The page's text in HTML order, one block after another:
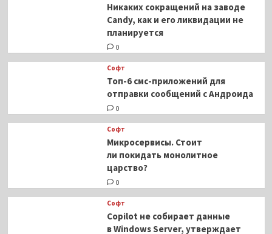
Никаких сокращений на заводе
Candy, как и его ликвидации не
планируется
0
Софт
Топ-6 смс-приложений для
отправки сообщений с Андроида
0
Софт
Микросервисы. Стоит
ли покидать монолитное
царство?
0
Софт
Copilot не собирает данные
в Windows Server, утверждает